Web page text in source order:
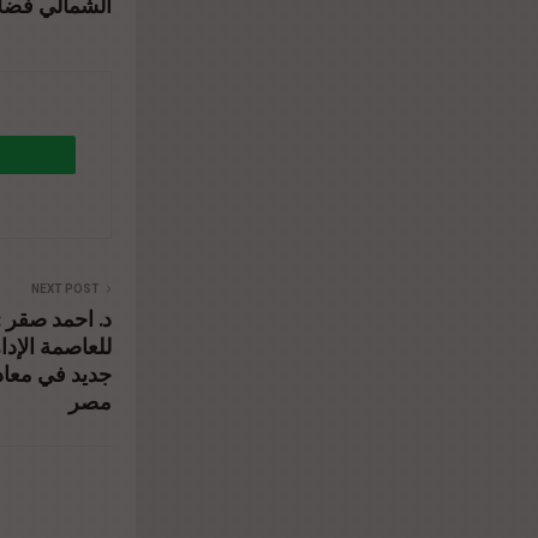
NEXT POST
د. احمد صقر
للعاصمة
جديد في
مصر